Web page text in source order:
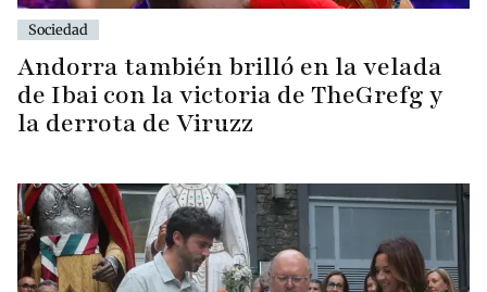
Sociedad
Andorra también brilló en la velada
de Ibai con la victoria de TheGrefg y
la derrota de Viruzz